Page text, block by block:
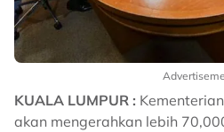
KUALA LUMPUR :
akan mengerahkan lebih